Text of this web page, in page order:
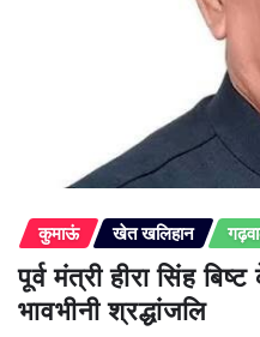
कुमाऊं खेत खलिहान
पूर्व मंत्री हीरा सिंह
भावभीनी श्रद्धांजलि